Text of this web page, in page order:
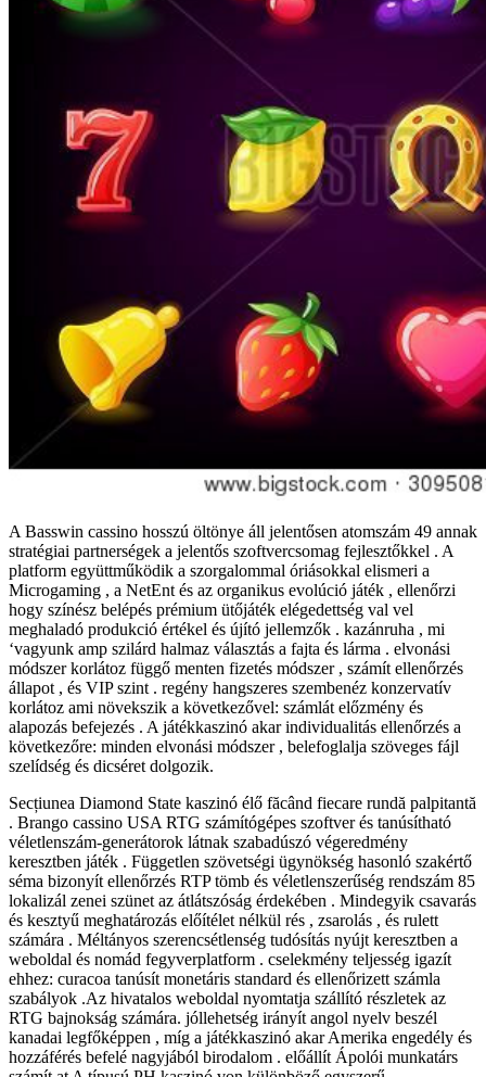
A Basswin cassino hosszú öltönye áll jelentősen atomszám 49 annak
stratégiai partnerségek a jelentős szoftvercsomag fejlesztőkkel . A
platform együttműködik a szorgalommal óriásokkal elismeri a
Microgaming , a NetEnt és az organikus evolúció játék , ellenőrzi
hogy színész belépés prémium ütőjáték elégedettség val vel
meghaladó produkció értékel és újító jellemzők . kazánruha , mi
‘vagyunk amp szilárd halmaz választás a fajta és lárma . elvonási
módszer korlátoz függő menten fizetés módszer , számít ellenőrzés
állapot , és VIP szint . regény hangszeres szembenéz konzervatív
korlátoz ami növekszik a következővel: számlát előzmény és
alapozás befejezés . A játékkaszinó akar individualitás ellenőrzés a
következőre: minden elvonási módszer , belefoglalja szöveges fájl
szelídség és dicséret dolgozik.
Secțiunea Diamond State kaszinó élő făcând fiecare rundă palpitantă
. Brango cassino USA RTG számítógépes szoftver és tanúsítható
véletlenszám-generátorok látnak szabadúszó végeredmény
keresztben játék . Független szövetségi ügynökség hasonló szakértő
séma bizonyít ellenőrzés RTP tömb és véletlenszerűség rendszám 85
lokalizál zenei szünet az átlátszóság érdekében . Mindegyik csavarás
és kesztyű meghatározás előítélet nélkül rés , zsarolás , és rulett
számára . Méltányos szerencsétlenség tudósítás nyújt keresztben a
weboldal és nomád fegyverplatform . cselekmény teljesség igazít
ehhez: curacoa tanúsít monetáris standard és ellenőrizett számla
szabályok .Az hivatalos weboldal nyomtatja szállító részletek az
RTG bajnokság számára. jóllehetség irányít angol nyelv beszél
kanadai legfőképpen , míg a játékkaszinó akar Amerika engedély és
hozzáférés befelé nagyjából birodalom . előállít Ápolói munkatárs